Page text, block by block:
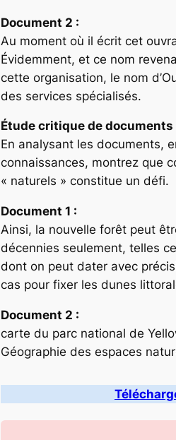
Document 2 :
Au moment où il écrit cet
Évidemment, et ce nom
cette organisation, le nom
des services spécialisés.
Étude critique de documents
En analysant les documents,
connaissances, montrez que
« naturels » constitue un défi.
Document 1 :
Ainsi, la nouvelle forêt peut
décennies seulement, telles
dont on peut dater avec
cas pour fixer les dunes
Document 2 :
carte du parc national de
Géographie des espaces